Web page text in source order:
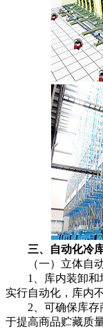
三、自动化冷
（一）立体自动
1、库内装卸和
实行自动化，库内
2、可确保库存商
于提高商品贮藏质